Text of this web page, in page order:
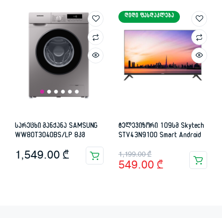
1,599.00 ₾.
1,337.00 ₾.
1,799.00 ₾.
1,049.00 ₾.
სარეცხი მანქანა SAMSUNG
WW80T3040BS/LP 8კგ
1,549.00 ₾
ᲓᲘᲓᲘ ᲤᲐᲡᲓᲐᲙᲚᲔᲑᲐ
ტელევიზორი 109სმ Skytech
STV43N9100 Smart Android
1,199.00₾
Original
price
549.00 ₾
Current
price